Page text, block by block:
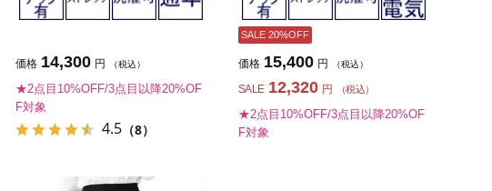
価格 14,300 円 （税込）
★2点目10%OFF/3点目以降20%OF
F対象
4.5（8）
SALE 20%OFF
価格 15,400 円 （税込）
SALE 12,320 円 （税込）
★2点目10%OFF/3点目以降20%OF
F対象